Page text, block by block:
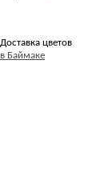
Доставка цветов
в Баймаке